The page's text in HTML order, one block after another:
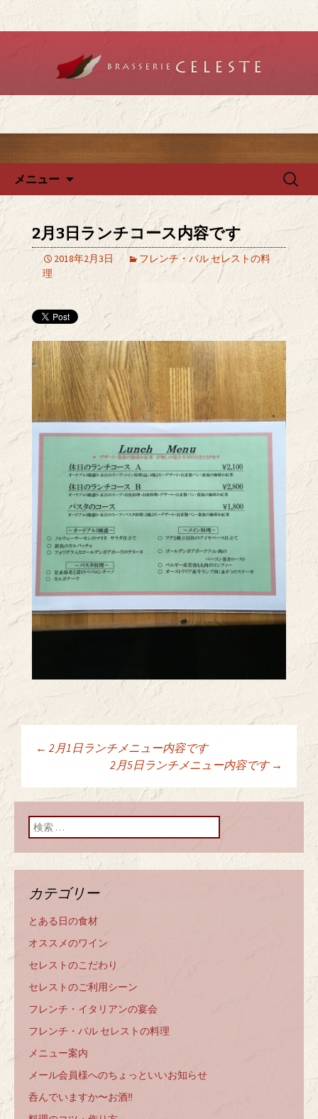
堺のフレンチ「ブラッスリー
セレスト」で、ランチ・ディ
ナーを
堺のフレンチ「ブラットリーセレス
ト」で記念日やデートを
メニュー
検
2月3日ランチコース内容です
2018年2月3日
フレンチ・バル セレストの料
理
投稿ナビゲーショ
ン
← 2月1日ランチメニュー内容です
2月5日ランチメニュー内容です →
検索:
カテゴリー
とある日の食材
オススメのワイン
セレストのこだわり
セレストのご利用シーン
フレンチ・イタリアンの宴会
フレンチ・バル セレストの料理
メニュー案内
メール会員様へのちょっといいお知らせ
呑んでいますか〜お酒‼️